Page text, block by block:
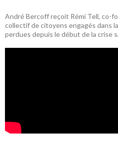
André Bercoff reçoit Rémi Tell, co-
collectif de citoyens engagés dans
perdues depuis le début de la crise